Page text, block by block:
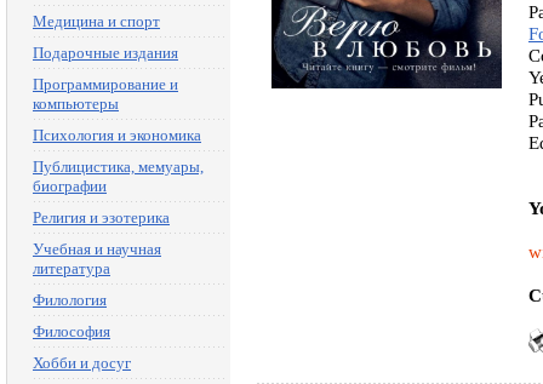
Медицина и спорт
Подарочные издания
Программирование и
компьютеры
Психология и экономика
Публицистика, мемуары,
биографии
Религия и эзотерика
Учебная и научная
литература
Филология
Философия
Хобби и досуг